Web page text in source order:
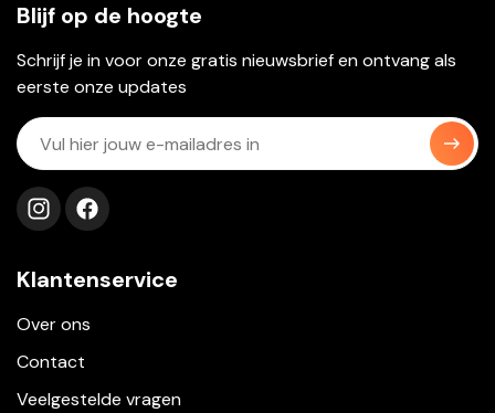
Blijf op de hoogte
Schrijf je in voor onze gratis nieuwsbrief en ontvang als
eerste onze updates
Volg ons op instagram
Volg ons op facebook
Klantenservice
Over ons
Contact
Veelgestelde vragen